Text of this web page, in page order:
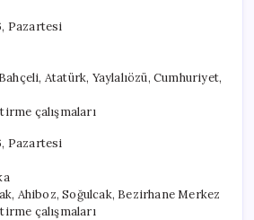
Pazartesi
Atatürk, Yaylalıözü, Cumhuriyet,
çalışmaları
Pazartesi
Ahiboz, Soğulcak, Bezirhane Merkez
çalışmaları